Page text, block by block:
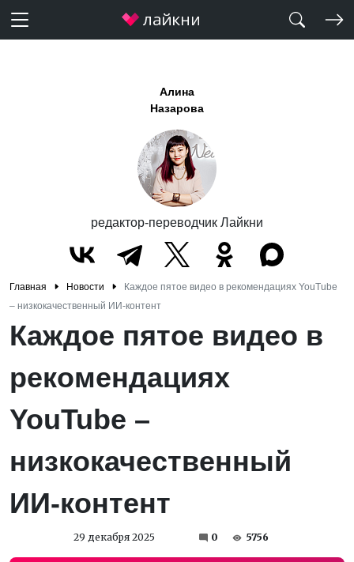
Алина
Назарова
редактор-переводчик Лайкни
Главная Новости
Каждое пятое видео в рекомендациях YouTube
– низкокачественный ИИ-контент
Каждое пятое видео в
рекомендациях
YouTube –
низкокачественный
ИИ-контент
29 декабря 2025 0 5756